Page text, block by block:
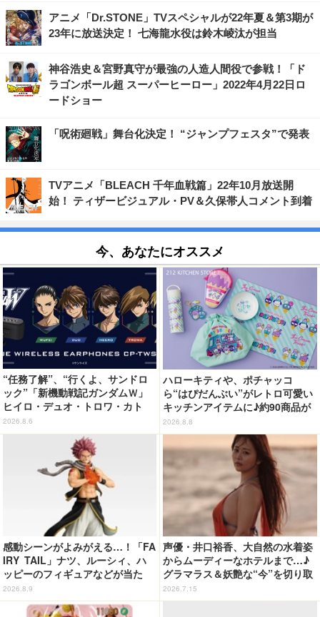
アニメ「Dr.STONE」TVスペシャルが22年夏＆第3期が
23年に放送決定！ 七海龍水役は鈴木崚汰が担当
神谷浩史＆宮野真守が最強の人造人間役で参戦！「ド
ラゴンボール超 スーパーヒーロー」2022年4月22日ロ
ードショー
「呪術廻戦」舞台化決定！ “ジャンプフェスタ”で発表
TVアニメ「BLEACH 千年血戦篇」22年10月放送開
始！ ティザービジュアル・PV＆久保帯人コメント到着
今、あなたにオススメ
“任務了解”、“行くよ、サンドロ
ック”「新機動戦記ガンダムＷ」
ヒイロ・デュオ・トロワ・カト
ル・五飛の声がする…！ 新規録
り下ろしボイス搭載のワイヤレス
イヤホンが登場
2026.8.6
ハローキティや、ポチャッコ
ら“はぴだんぶい”がレトロ可愛い
キッチンアイテムに♪約90商品が
登場【212 KITCHEN STORE】
2026.8.8
感動シーンがよみがえる…！「FA
IRY TAIL」ナツ、ルーシィ、ハ
ッピーのフィギュアなどが当た
る！20周年記念の一番くじ登場
2026.8.9
声優・井口裕香、大自然の水着姿
からムーディーなホテルまで…♪
グラマラス＆妖艶な“今”を切り取
り！3冊目写真集が発売中
2026.7.15